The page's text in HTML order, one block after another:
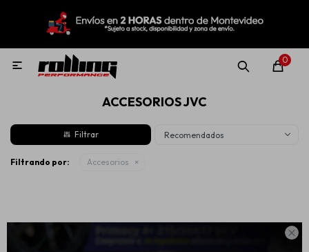

0

ACCESORIOS JVC
Recomendados
Filtrando por: Accesorios
MI CUENTA
Nuevo! Rolling Repuestos
Llantas